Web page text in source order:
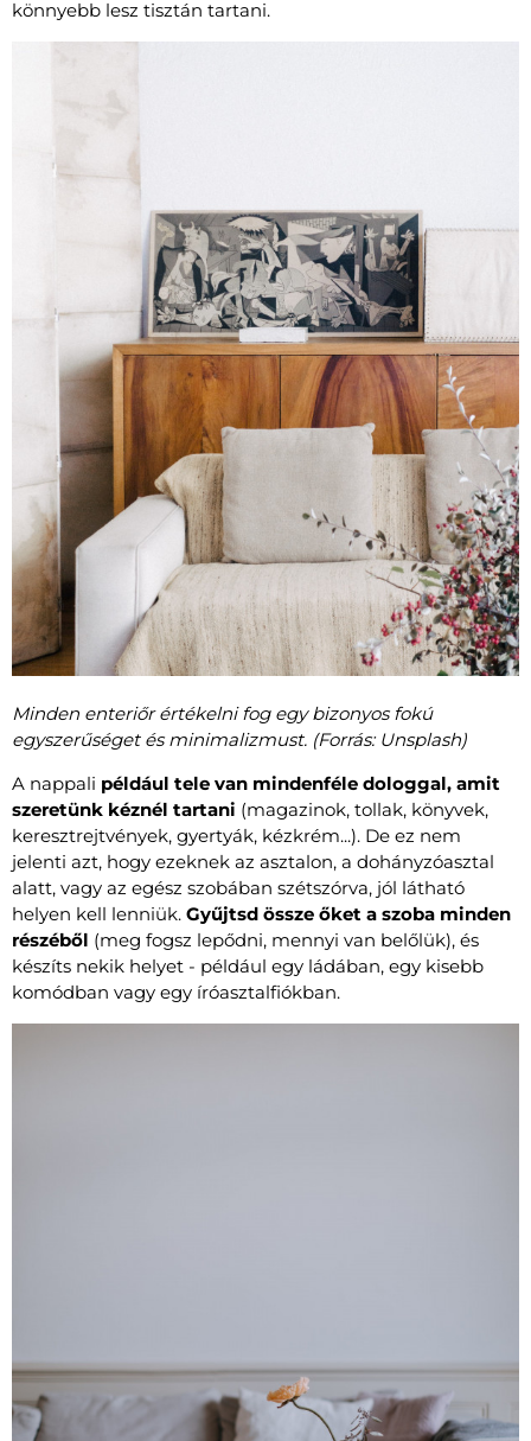
könnyebb lesz tisztán tartani.
Minden enteriőr értékelni fog egy bizonyos fokú
egyszerűséget és minimalizmust. (Forrás: Unsplash)
A nappali például tele van mindenféle dologgal, amit
szeretünk kéznél tartani (magazinok, tollak, könyvek,
keresztrejtvények, gyertyák, kézkrém...). De ez nem
jelenti azt, hogy ezeknek az asztalon, a dohányzóasztal
alatt, vagy az egész szobában szétszórva, jól látható
helyen kell lenniük. Gyűjtsd össze őket a szoba minden
részéből (meg fogsz lepődni, mennyi van belőlük), és
készíts nekik helyet - például egy ládában, egy kisebb
komódban vagy egy íróasztalfiókban.